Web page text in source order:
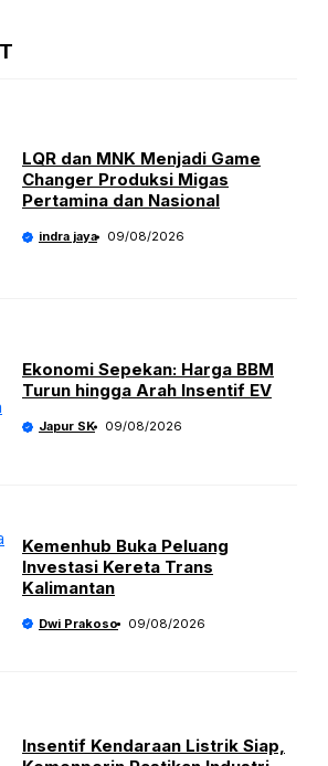
LQR dan MNK Menjadi Game
Changer Produksi Migas
Pertamina dan Nasional
indra jaya 09/08/2026
Ekonomi Sepekan: Harga BBM
Turun hingga Arah Insentif EV
Japur SK 09/08/2026
Kemenhub Buka Peluang
Investasi Kereta Trans
Kalimantan
Dwi Prakoso 09/08/2026
Insentif Kendaraan Listrik Siap,